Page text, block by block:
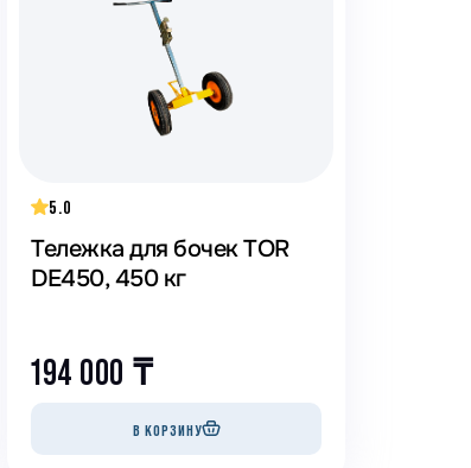
станки
5.0
Тележка для бочек TOR
DE450, 450 кг
194 000 ₸
В КОРЗИНУ